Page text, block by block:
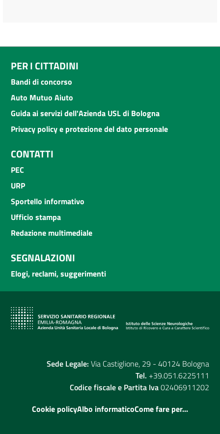
PER I CITTADINI
Bandi di concorso
Auto Mutuo Aiuto
Guida ai servizi dell'Azienda USL di Bologna
Privacy policy e protezione del dato personale
CONTATTI
PEC
URP
Sportello informativo
Ufficio stampa
Redazione multimediale
SEGNALAZIONI
Elogi, reclami, suggerimenti
Sede Legale: Via Castiglione, 29 - 40124 Bologna
Tel. +39.051.6225111
Codice fiscale e Partita Iva02406911202
Cookie policyAlbo informaticoCome fare per...